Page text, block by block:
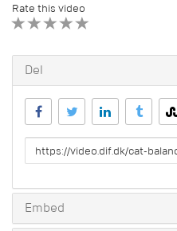
Rate this video
Del
URL
to
Embed